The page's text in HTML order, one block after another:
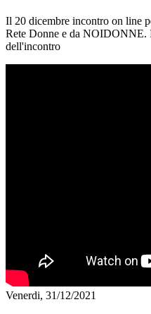
Il 20 dicembre incontro on line
Rete Donne e da NOIDONNE.
dell'incontro
Venerdi, 31/12/2021